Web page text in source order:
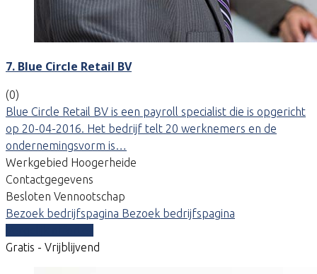
7. Blue Circle Retail BV
(0)
Blue Circle Retail BV is een payroll specialist die is opgericht
op 20-04-2016. Het bedrijf telt 20 werknemers en de
ondernemingsvorm is…
Werkgebied Hoogerheide
Contactgegevens
Besloten Vennootschap
Bezoek bedrijfspagina Bezoek bedrijfspagina
Gratis - Vrijblijvend